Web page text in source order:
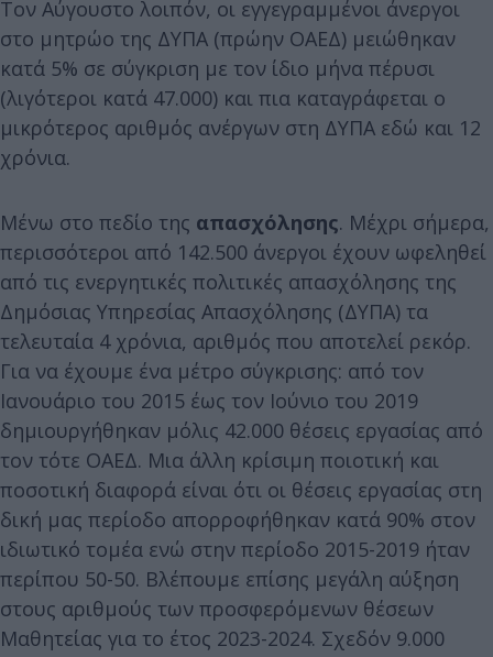
Τον Αύγουστο λοιπόν, οι εγγεγραμμένοι άνεργοι
στο μητρώο της ΔΥΠΑ (πρώην ΟΑΕΔ) μειώθηκαν
κατά 5% σε σύγκριση με τον ίδιο μήνα πέρυσι
(λιγότεροι κατά 47.000) και πια καταγράφεται ο
μικρότερος αριθμός ανέργων στη ΔΥΠΑ εδώ και 12
χρόνια.
Μένω στο πεδίο της απασχόλησης. Μέχρι σήμερα,
περισσότεροι από 142.500 άνεργοι έχουν ωφεληθεί
από τις ενεργητικές πολιτικές απασχόλησης της
Δημόσιας Υπηρεσίας Απασχόλησης (ΔΥΠΑ) τα
τελευταία 4 χρόνια, αριθμός που αποτελεί ρεκόρ.
Για να έχουμε ένα μέτρο σύγκρισης: από τον
Ιανουάριο του 2015 έως τον Ιούνιο του 2019
δημιουργήθηκαν μόλις 42.000 θέσεις εργασίας από
τον τότε ΟΑΕΔ. Μια άλλη κρίσιμη ποιοτική και
ποσοτική διαφορά είναι ότι οι θέσεις εργασίας στη
δική μας περίοδο απορροφήθηκαν κατά 90% στον
ιδιωτικό τομέα ενώ στην περίοδο 2015-2019 ήταν
περίπου 50-50. Βλέπουμε επίσης μεγάλη αύξηση
στους αριθμούς των προσφερόμενων θέσεων
Μαθητείας για το έτος 2023-2024. Σχεδόν 9.000